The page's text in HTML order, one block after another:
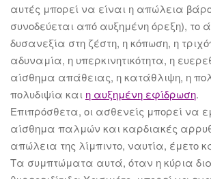
αυτές μπορεί να είναι η απώλεια
συνοδεύεται από αυξημένη όρεξη), το
δυσανεξία στη ζέστη, η κόπωση, η
αδυναμία, η υπερκινητικότητα, η
αίσθημα απάθειας, η κατάθλιψη, η
πολυδιψία και η αυξημένη εφίδρωση.
Επιπρόσθετα, οι ασθενείς μπορεί να
αίσθημα παλμών και καρδιακές
απώλεια της λίμπιντο, ναυτία, έμετο
Τα συμπτώματα αυτά, όταν η κύρια